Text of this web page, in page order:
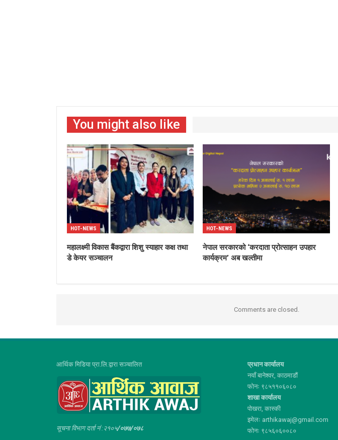
You might also like
HOT-NEWS
महालक्ष्मी विकास बैंकद्वारा शिशु स्याहार कक्ष तथा
डे केयर सञ्चालन
HOT-NEWS
नेपाल सरकारको ‘करदाता प्रोत्साहन उपहार
कार्यक्रम’ अब खल्तीमा
Comments are closed.
आर्थिक मिडिया प्रा.लि.द्वारा सञ्चालित
सूचना विभाग दर्ता नं :२१०५/०७७/०७८
प्रधान कार्यालय
नयाँ बानेश्वर, काठमाडौं
फोनः ९८५११०६०८०
शाखा कार्यालय
पोखरा, कास्की
इमेलः arthikawaj@gmail.com
फोनः ९८५६०६००८०